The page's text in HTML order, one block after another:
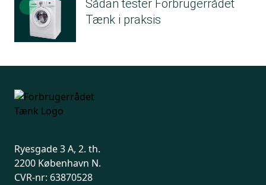
Sådan tester Forbrugerrådet
Tænk i praksis
Ryesgade 3 A, 2. th.
2200 København N.
CVR-nr: 63870528